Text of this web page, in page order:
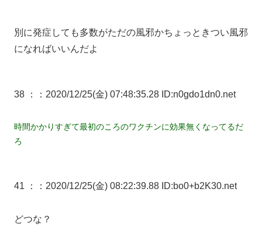
別に発症しても多数がただの風邪かちょっときつい風邪
になればいいんだよ
38 ： ：2020/12/25(金) 07:48:35.28 ID:n0gdo1dn0.net
時間かかりすぎて最初のころのワクチンに効果無くなってるだ
ろ
41 ： ：2020/12/25(金) 08:22:39.88 ID:bo0+b2K30.net
どつな？